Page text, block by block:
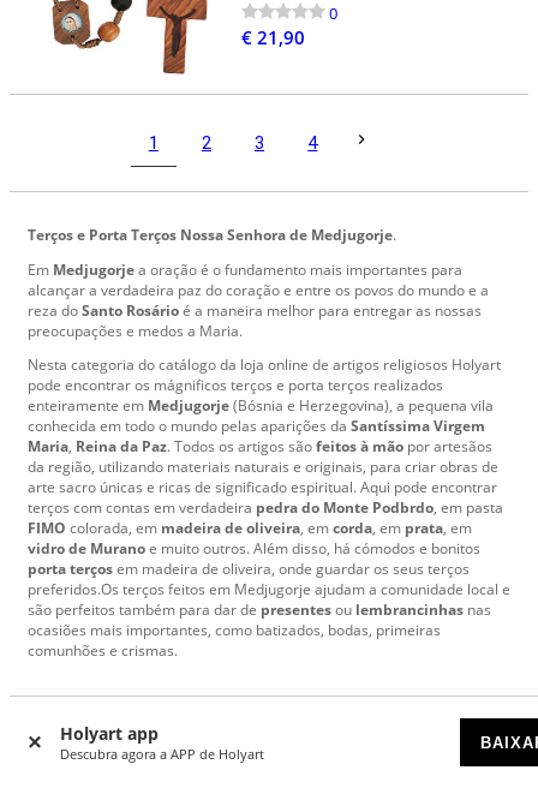
Holyart app
Descubra agora a APP de Holyart
0
€ 21,90
1 2 3 4
Terços e Porta Terços Nossa Senhora de Medjugorje.
Em Medjugorjea oração é o fundamento mais importantes para
alcançar a verdadeira paz do coração e entre os povos do mundo e a
reza doSanto Rosárioé a maneira melhor para entregar as nossas
preocupações e medos a Maria.
Nesta categoria do catálogo da loja online de artigos religiosos Holyart
pode encontrar os mágnificos terços e porta terços realizados
enteiramente em Medjugorje(Bósnia e Herzegovina), a pequena vila
conhecida em todo o mundo pelas aparições da Santíssima Virgem
Maria, Reina da Paz. Todos os artigos sãofeitos à mão por artesãos
da região, utilizando materiais naturais e originais, para criar obras de
arte sacro únicas e ricas de significado espiritual. Aqui pode encontrar
terços com contas em verdadeira pedra do Monte Podbrdo, em pasta
FIMO colorada, em madeira de oliveira, emcorda, em prata, em
vidro de Muranoe muito outros. Além disso, há cómodos e bonitos
porta terçosem madeira de oliveira, onde guardar os seus terços
preferidos.Os terços feitos em Medjugorje ajudam a comunidade local e
são perfeitos também para dar de presentesou lembrancinhas nas
ocasiões mais importantes, como batizados, bodas, primeiras
comunhões e crismas.
Mais de7000
comentários